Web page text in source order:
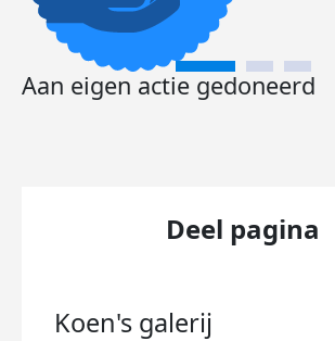
Aan eigen actie gedoneerd
Deel pagina
Koen's galerij